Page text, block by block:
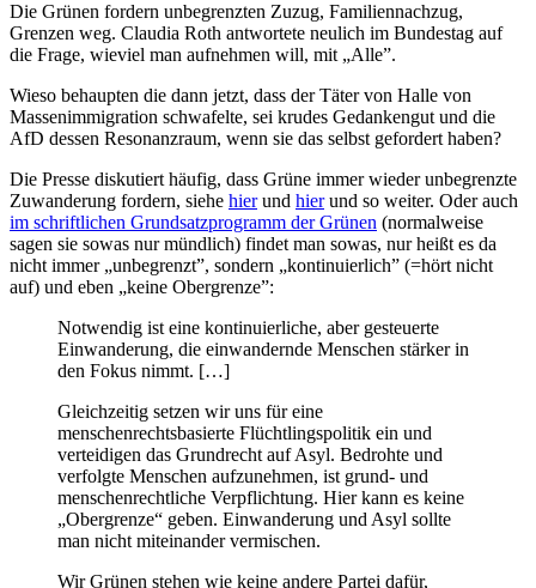
Die Grünen fordern unbegrenzten Zuzug, Familiennachzug,
Grenzen weg. Claudia Roth antwortete neulich im Bundestag auf
die Frage, wieviel man aufnehmen will, mit „Alle”.
Wieso behaupten die dann jetzt, dass der Täter von Halle von
Massenimmigration schwafelte, sei krudes Gedankengut und die
AfD dessen Resonanzraum, wenn sie das selbst gefordert haben?
Die Presse diskutiert häufig, dass Grüne immer wieder unbegrenzte
Zuwanderung fordern, siehe hierund hierund so weiter. Oder auch
im schriftlichen Grundsatzprogramm der Grünen (normalweise
sagen sie sowas nur mündlich) findet man sowas, nur heißt es da
nicht immer „unbegrenzt”, sondern „kontinuierlich” (=hört nicht
auf) und eben „keine Obergrenze”:
Notwendig ist eine kontinuierliche, aber gesteuerte
Einwanderung, die einwandernde Menschen stärker in
den Fokus nimmt. […]
Gleichzeitig setzen wir uns für eine
menschenrechtsbasierte Flüchtlingspolitik ein und
verteidigen das Grundrecht auf Asyl. Bedrohte und
verfolgte Menschen aufzunehmen, ist grund- und
menschenrechtliche Verpflichtung. Hier kann es keine
„Obergrenze“ geben. Einwanderung und Asyl sollte
man nicht miteinander vermischen.
Wir Grünen stehen wie keine andere Partei dafür,